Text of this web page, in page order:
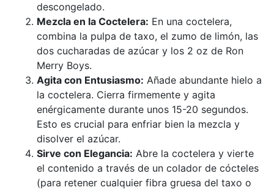
descongelado.
Mezcla en la Coctelera: En una coctelera,
combina la pulpa de taxo, el zumo de limón, las
dos cucharadas de azúcar y los 2 oz de Ron
Merry Boys.
Agita con Entusiasmo: Añade abundante hielo a
la coctelera. Cierra firmemente y agita
enérgicamente durante unos 15-20 segundos.
Esto es crucial para enfriar bien la mezcla y
disolver el azúcar.
Sirve con Elegancia: Abre la coctelera y vierte
el contenido a través de un colador de cócteles
(para retener cualquier fibra gruesa del taxo o